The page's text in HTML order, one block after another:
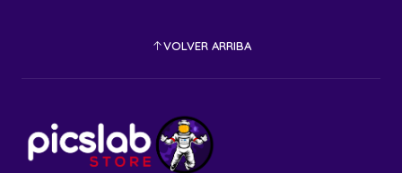
VOLVER ARRIBA